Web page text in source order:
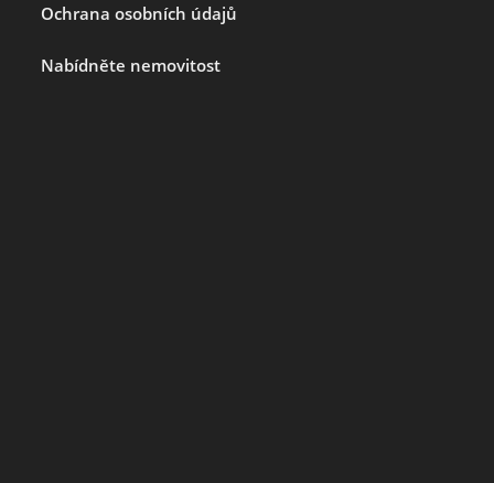
Ochrana osobních údajů
Nabídněte nemovitost